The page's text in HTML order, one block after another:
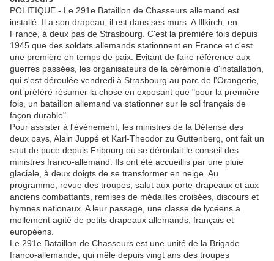
POLITIQUE - Le 291e Bataillon de Chasseurs allemand est
installé. Il a son drapeau, il est dans ses murs. A Illkirch, en
France, à deux pas de Strasbourg. C'est la première fois depuis
1945 que des soldats allemands stationnent en France et c'est
une première en temps de paix. Evitant de faire référence aux
guerres passées, les organisateurs de la cérémonie d'installation,
qui s'est déroulée vendredi à Strasbourg au parc de l'Orangerie,
ont préféré résumer la chose en exposant que "pour la première
fois, un bataillon allemand va stationner sur le sol français de
façon durable".
Pour assister à l'événement, les ministres de la Défense des
deux pays, Alain Juppé et Karl-Theodor zu Guttenberg, ont fait un
saut de puce depuis Fribourg où se déroulait le conseil des
ministres franco-allemand. Ils ont été accueillis par une pluie
glaciale, à deux doigts de se transformer en neige. Au
programme, revue des troupes, salut aux porte-drapeaux et aux
anciens combattants, remises de médailles croisées, discours et
hymnes nationaux. A leur passage, une classe de lycéens a
mollement agité de petits drapeaux allemands, français et
européens.
Le 291e Bataillon de Chasseurs est une unité de la Brigade
franco-allemande, qui mêle depuis vingt ans des troupes